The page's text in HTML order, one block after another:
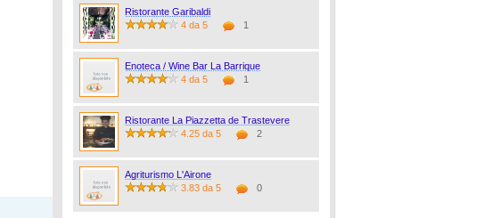
Ristorante Garibaldi
4 da 5
1
Enoteca / Wine Bar La Barrique
4 da 5
1
Ristorante La Piazzetta de Trastevere
4.25 da 5
2
Agriturismo L'Airone
3.83 da 5
0